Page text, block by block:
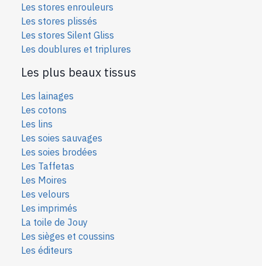
Les stores enrouleurs
Les stores plissés
Les stores Silent Gliss
Les doublures et triplures
Les plus beaux tissus
Les lainages
Les cotons
Les lins
Les soies sauvages
Les soies brodées
Les Taffetas
Les Moires
Les velours
Les imprimés
La toile de Jouy
Les sièges et coussins
Les éditeurs